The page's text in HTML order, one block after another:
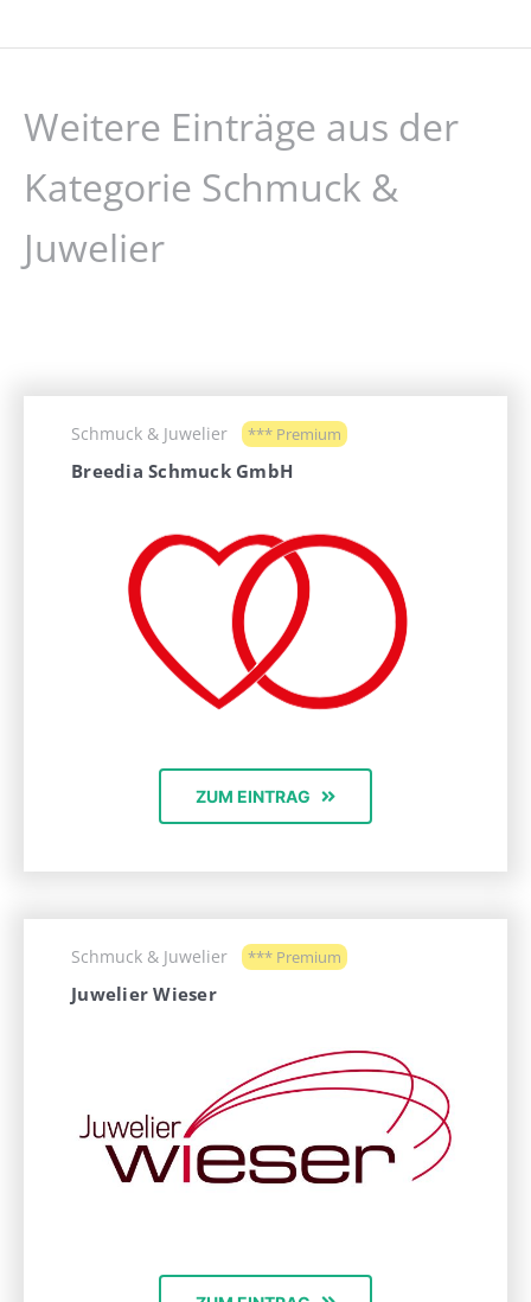
Weitere Einträge aus der
Kategorie Schmuck &
Juwelier
Schmuck & Juwelier *** Premium
Breedia Schmuck GmbH
ZUM EINTRAG
Schmuck & Juwelier *** Premium
Juwelier Wieser